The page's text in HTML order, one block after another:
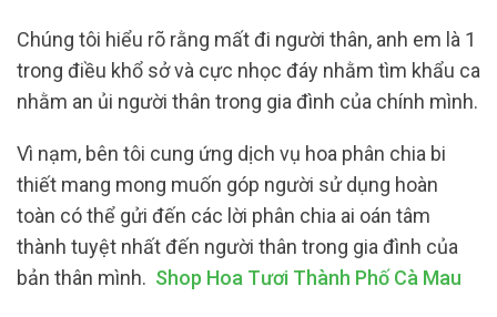
Chúng tôi hiểu rõ rằng mất đi người thân, anh em là 1
trong điều khổ sở và cực nhọc đáy nhằm tìm khẩu ca
nhằm an ủi người thân trong gia đình của chính mình.
Vì nạm, bên tôi cung ứng dịch vụ hoa phân chia bi
thiết mang mong muốn góp người sử dụng hoàn
toàn có thể gửi đến các lời phân chia ai oán tâm
thành tuyệt nhất đến người thân trong gia đình của
bản thân mình. Shop Hoa Tươi Thành Phố Cà Mau